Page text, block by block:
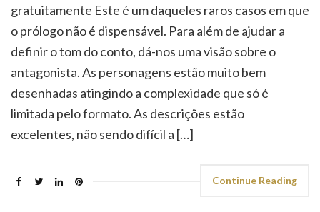
gratuitamente Este é um daqueles raros casos em que
o prólogo não é dispensável. Para além de ajudar a
definir o tom do conto, dá-nos uma visão sobre o
antagonista. As personagens estão muito bem
desenhadas atingindo a complexidade que só é
limitada pelo formato. As descrições estão
excelentes, não sendo difícil a […]
Continue Reading